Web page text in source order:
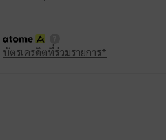
บัตรเครดิตที่ร่วมรายการ*